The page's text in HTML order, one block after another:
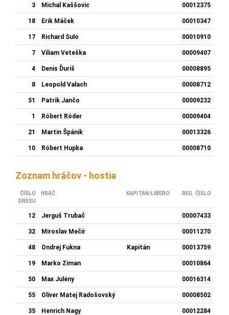
3 Michal Kaššovic 00012375
18 Erik Máček 00010347
17 Richard Sulo 00010910
7 Viliam Veteška 00009407
4 Denis Ďuriš 00008895
8 Leopold Valach 00008712
51 Patrik Jančo 00009232
1 Róbert Róder 00009404
21 Martin Špánik 00013326
10 Róbert Hupka 00008710
Zoznam hráčov - hostia
ČÍSLO
DRESU
HRÁČ KAPITÁN/LIBERO REG. ČÍSLO
12 Jerguš Trubač 00007433
32 Miroslav Mečír 00011270
48 Ondrej Fukna Kapitán 00013759
19 Marko Ziman 00010864
50 Max Julény 00016314
55 Oliver Matej Radošovský 00008502
35 Henrich Nagy 00012284